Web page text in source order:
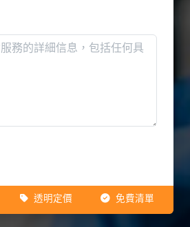
透明定價 免費清單